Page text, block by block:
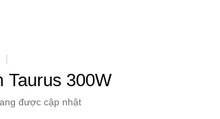
|
Taurus 300W
được cập nhật